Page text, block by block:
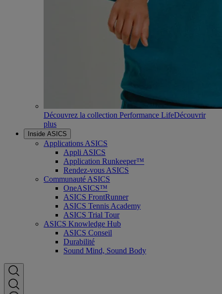
Découvrez la collection Performance LifeDécouvrir
plus
Inside ASICS
Applications ASICS
Appli ASICS
Application Runkeeper™
Rendez-vous ASICS
Communauté ASICS
OneASICS™
ASICS FrontRunner
ASICS Tennis Academy
ASICS Trial Tour
ASICS Knowledge Hub
ASICS Conseil
Durabilité
Sound Mind, Sound Body